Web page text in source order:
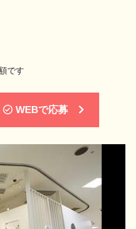
です
WEBで応募